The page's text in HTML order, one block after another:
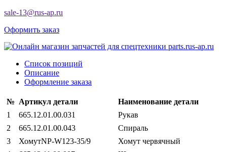
sale-13@rus-ap.ru
Оформить заказ
Список позиций
Описание
Оформление заказа
№ Артикул детали
Наименование детали
1
665.12.01.00.031
Рукав
2
665.12.01.00.043
Спираль
3
ХомутNР-W123-35/9
Хомут червячный